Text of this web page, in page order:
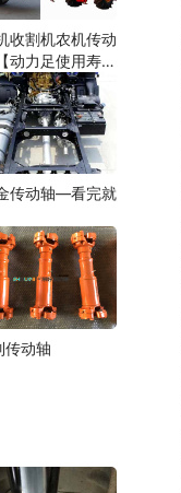
收割机农机传动
动力足使用寿命
传动轴—看完就
传动轴